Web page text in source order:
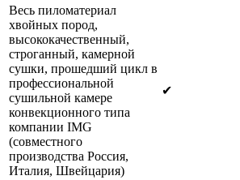
Весь пиломатериал
хвойных пород,
высококачественный,
строганный, камерной
сушки, прошедший цикл в
профессиональной
сушильной камере
конвекционного типа
компании IMG
(совместного
производства Россия,
Италия, Швейцария)
✔